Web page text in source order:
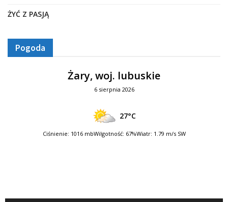
ŻYĆ Z PASJĄ
Pogoda
Żary, woj. lubuskie
6 sierpnia 2026
27°C
Ciśnienie: 1016 mbWilgotność: 67%Wiatr: 1.79 m/s SW